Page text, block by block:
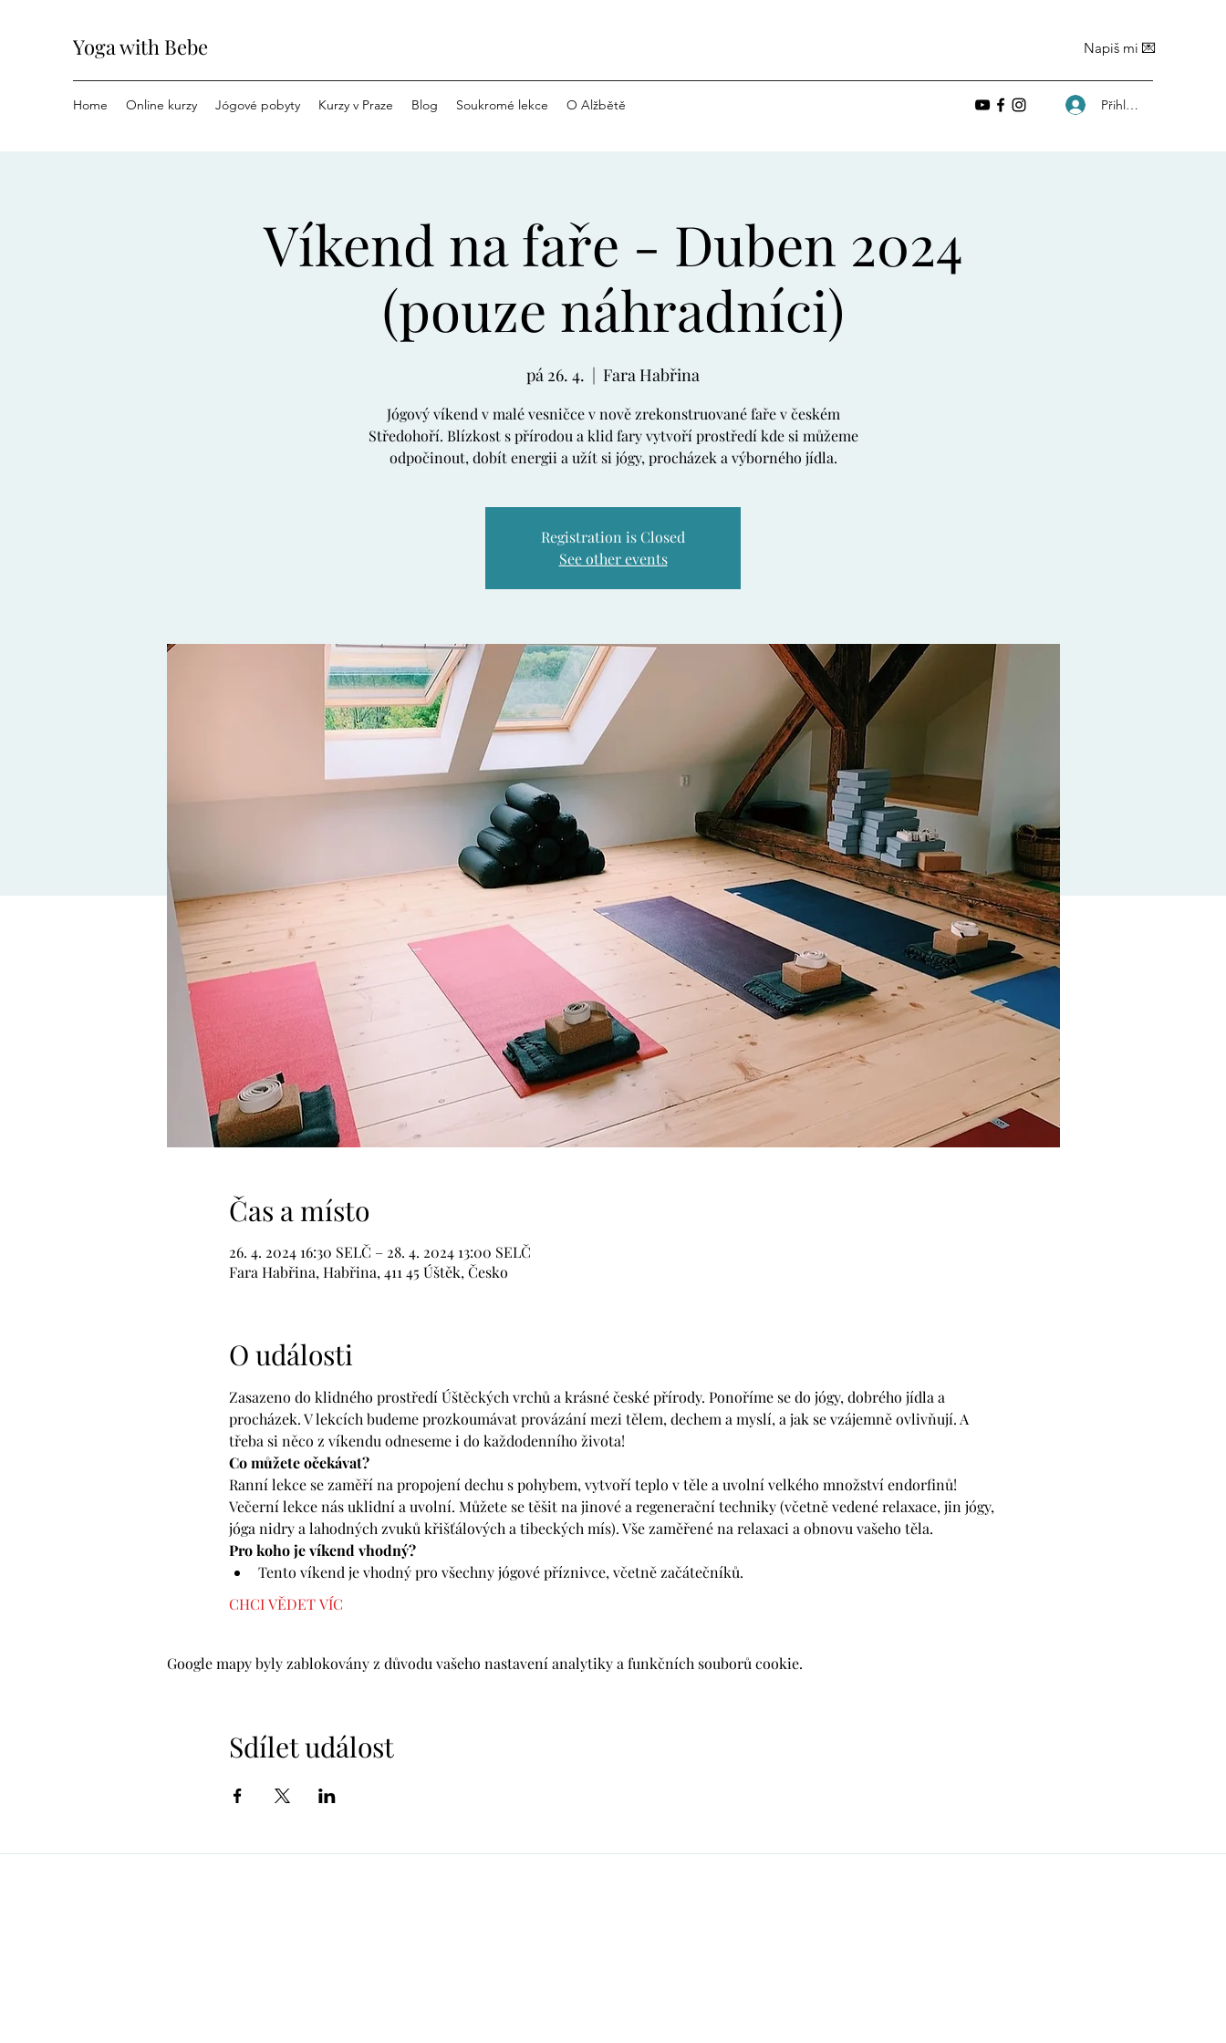
Yoga with Bebe Napiš mi 💌
Home Online kurzy Jógové pobyty Kurzy v Praze Blog Soukromé lekce O Alžbětě Přihlásit se
Víkend na faře - Duben 2024
(pouze náhradníci)
pá 26. 4.
  |
Fara Habřina
Jógový víkend v malé vesničce v nově zrekonstruované faře v českém
Středohoří. Blízkost s přírodou a klid fary vytvoří prostředí kde si můžeme
odpočinout, dobít energii a užít si jógy, procházek a výborného jídla.
Registration is Closed
See other events
Čas a místo
26. 4. 2024 16:30 SELČ – 28. 4. 2024 13:00 SELČ
Fara Habřina, Habřina, 411 45 Úštěk, Česko
O události
Zasazeno do klidného prostředí Úštěckých vrchů a krásné české přírody. Ponoříme se do jógy, dobrého jídla a
procházek. V lekcích budeme prozkoumávat provázání mezi tělem, dechem a myslí, a jak se vzájemně ovlivňují. A
třeba si něco z víkendu odneseme i do každodenního života!
Co můžete očekávat?
Ranní lekce se zaměří na propojení dechu s pohybem, vytvoří teplo v těle a uvolní velkého množství endorfinů!
Večerní lekce nás uklidní a uvolní. Můžete se těšit na jinové a regenerační techniky (včetně vedené relaxace, jin jógy,
jóga nidry a lahodných zvuků křišťálových a tibeckých mís). Vše zaměřené na relaxaci a obnovu vašeho těla.
Pro koho je víkend vhodný?
Tento víkend je vhodný pro všechny jógové příznivce, včetně začátečníků.
CHCI VĚDET VÍC
Google mapy byly zablokovány z důvodu vašeho nastavení analytiky a funkčních souborů cookie.
Sdílet událost